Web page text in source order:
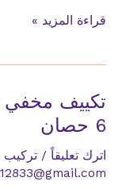
تكييف
تركيب
مكيفات
7طن
قراءة المزيد »
تكييف
6 حصان
اترك تعليقاً / تركيب